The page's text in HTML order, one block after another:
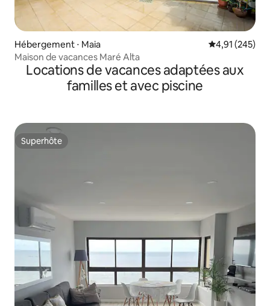
Hébergement ⋅ Maia Évaluation
4,91 (245)
Maison de vacances Maré Alta
Locations de vacances adaptées aux
familles et avec piscine
Superhôte
Superhôte